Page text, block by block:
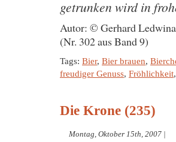
getrunken wird in
Autor: © Gerhard
(Nr. 302 aus Band 9)
Tags: Bier, Bier brauen,
freudiger Genuss, Fröhlichkeit,
Die Krone (235)
Montag, Oktober 15th, 2007 |